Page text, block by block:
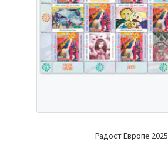
Радост Европе 2025